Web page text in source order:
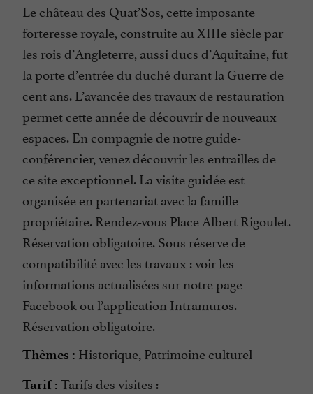
Le château des Quat’Sos, cette imposante
forteresse royale, construite au XIIIe siècle par
les rois d’Angleterre, aussi ducs d’Aquitaine, fut
la porte d’entrée du duché durant la Guerre de
cent ans. L’avancée des travaux de restauration
permet cette année de découvrir de nouveaux
espaces. En compagnie de notre guide-
conférencier, venez découvrir les entrailles de
ce site exceptionnel. La visite guidée est
organisée en partenariat avec la famille
propriétaire. Rendez-vous Place Albert Rigoulet.
Réservation obligatoire. Sous réserve de
compatibilité avec les travaux : voir les
informations actualisées sur notre page
Facebook ou l’application Intramuros.
Réservation obligatoire.
Thèmes : Historique, Patrimoine culturel
Tarif : Tarifs des visites :